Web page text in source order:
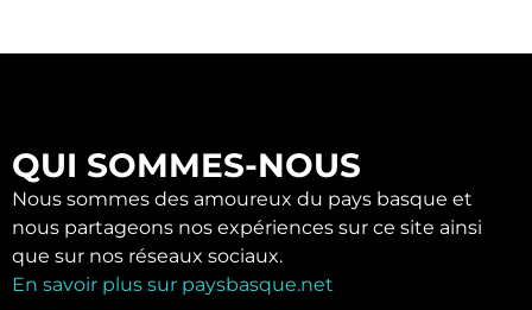
QUI SOMMES-NOUS
Nous sommes des amoureux du pays basque et
nous partageons nos expériences sur ce site ainsi
que sur nos réseaux sociaux.
En savoir plus sur paysbasque.net